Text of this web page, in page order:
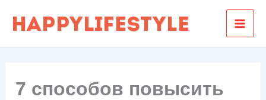
7 способов повысить